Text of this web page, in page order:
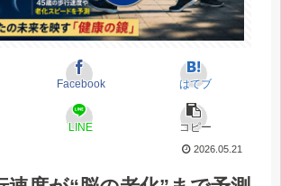
Facebook はてブ
LINE コピー
2026.05.21